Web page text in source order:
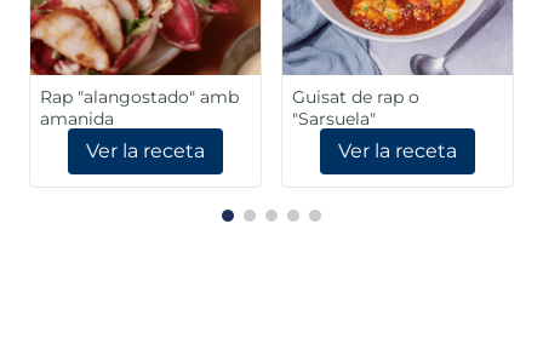
Rap "alangostado" amb
amanida
Ver la receta
Guisat de rap o
"Sarsuela"
Ver la receta